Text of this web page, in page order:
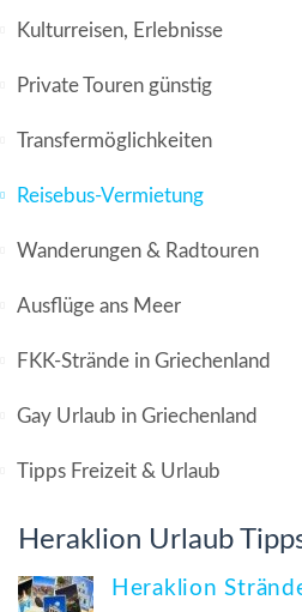
Kulturreisen, Erlebnisse
Private Touren günstig
Transfermöglichkeiten
Reisebus-Vermietung
Wanderungen & Radtouren
Ausflüge ans Meer
FKK-Strände in Griechenland
Gay Urlaub in Griechenland
Tipps Freizeit & Urlaub
Heraklion Urlaub
Heraklion